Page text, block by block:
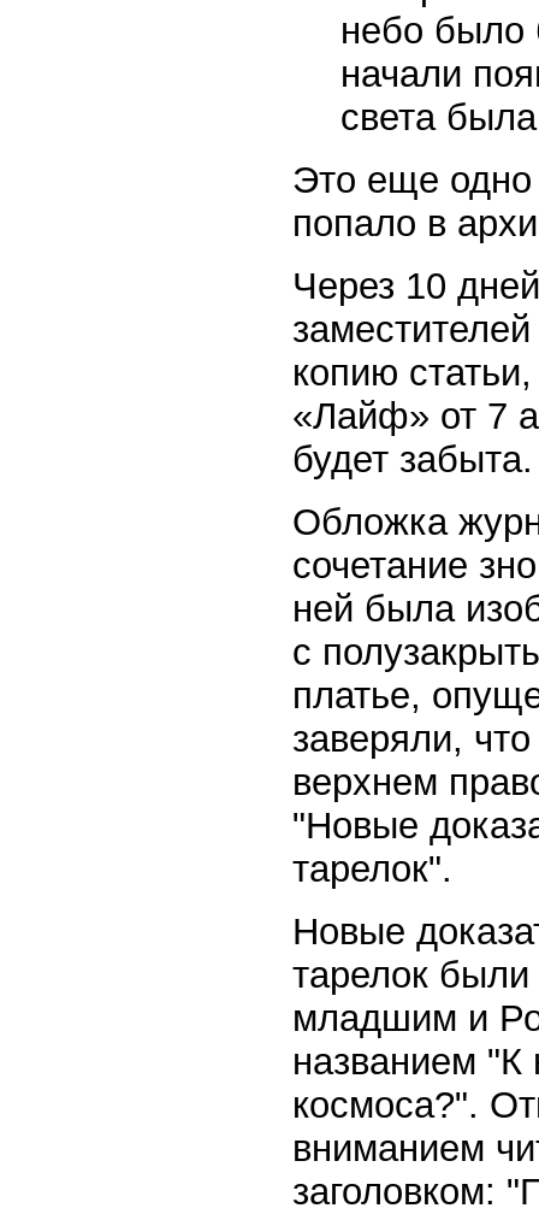
небо было
начали
света
Это еще одно
попало в
Через 10
копию
«Лайф» от 7
будет забыта.
Обложка
сочетание
ней была
с
платье,
заверяли,
верхнем
"Новые
тарелок".
Новые
тарелок
младшим и
названием
космоса?".
вниманием
заголовком: